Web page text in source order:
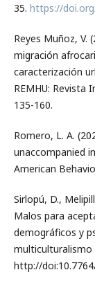
35. https://
Reyes Muñoz, V.
migración
caracterización
REMHU: Revista
135-160.
Romero, L. A.
unaccompanied
American
Sirlopú, D.,
Malos para
demográficos y
multiculturalismo
http://